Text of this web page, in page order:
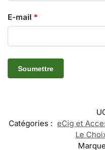
E-mail *
Catégories : eCig et
Le